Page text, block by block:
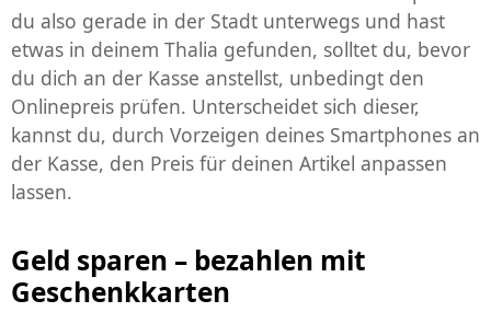
du also gerade in der Stadt unterwegs und hast
etwas in deinem Thalia gefunden, solltet du, bevor
du dich an der Kasse anstellst, unbedingt den
Onlinepreis prüfen. Unterscheidet sich dieser,
kannst du, durch Vorzeigen deines Smartphones an
der Kasse, den Preis für deinen Artikel anpassen
lassen.
Geld sparen – bezahlen mit
Geschenkkarten